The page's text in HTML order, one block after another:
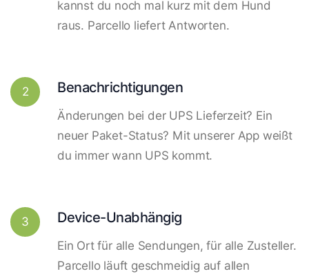
kannst du noch mal kurz mit dem Hund
raus. Parcello liefert Antworten.
2 Benachrichtigungen
Änderungen bei der UPS Lieferzeit? Ein
neuer Paket-Status? Mit unserer App weißt
du immer wann UPS kommt.
3 Device-Unabhängig
Ein Ort für alle Sendungen, für alle Zusteller.
Parcello läuft geschmeidig auf allen